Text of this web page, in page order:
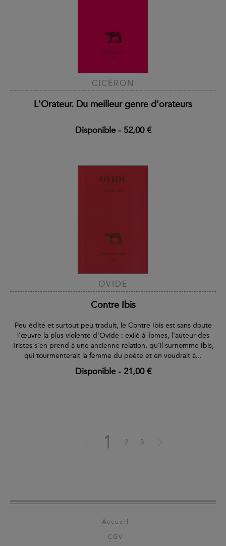
CICÉRON
L'Orateur. Du meilleur genre d'orateurs
Disponible- 52,00 €
OVIDE
Contre Ibis
Peu édité et surtout peu traduit, le Contre Ibis est sans doute
l'œuvre la plus violente d’Ovide : exilé à Tomes, l’auteur des
Tristes s’en prend à une ancienne relation, qu’il surnomme Ibis,
qui tourmenterait la femme du poète et en voudrait à...
Disponible- 21,00 €
1 2 3
Accueil
CGV